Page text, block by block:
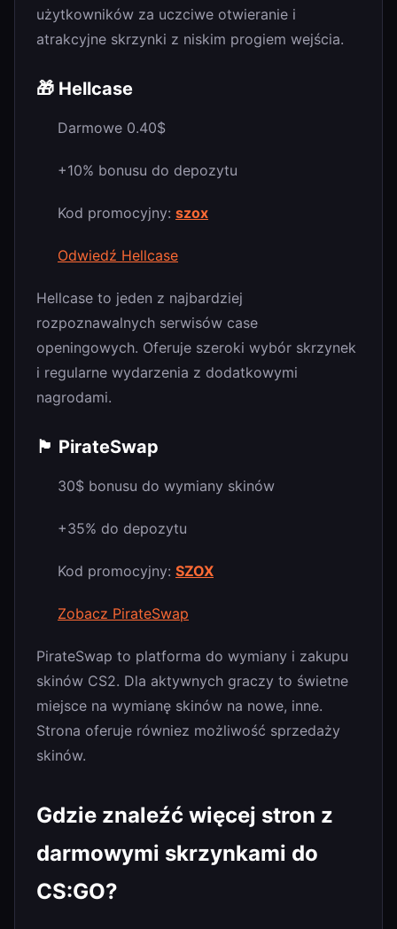
użytkowników za uczciwe otwieranie i
atrakcyjne skrzynki z niskim progiem wejścia.
🎁 Hellcase
Darmowe 0.40$
+10% bonusu do depozytu
Kod promocyjny: szox
Odwiedź Hellcase
Hellcase to jeden z najbardziej
rozpoznawalnych serwisów case
openingowych. Oferuje szeroki wybór skrzynek
i regularne wydarzenia z dodatkowymi
nagrodami.
🏴 PirateSwap
30$ bonusu do wymiany skinów
+35% do depozytu
Kod promocyjny: SZOX
Zobacz PirateSwap
PirateSwap to platforma do wymiany i zakupu
skinów CS2. Dla aktywnych graczy to świetne
miejsce na wymianę skinów na nowe, inne.
Strona oferuje równiez możliwość sprzedaży
skinów.
Gdzie znaleźć więcej stron z
darmowymi skrzynkami do
CS:GO?